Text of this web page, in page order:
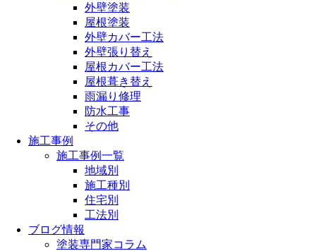
外壁塗装
屋根塗装
外壁カバー工法
外壁張り替え
屋根カバー工法
屋根葺き替え
雨漏り修理
防水工事
その他
施工事例
施工事例一覧
地域別
施工種別
住宅別
工法別
ブログ情報
塗装専門家コラム